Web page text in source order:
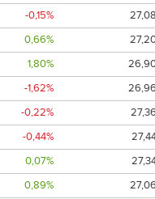
-0,15%
0,66%
1,80%
-1,62%
-0,22%
-0,44%
0,07%
0,89%